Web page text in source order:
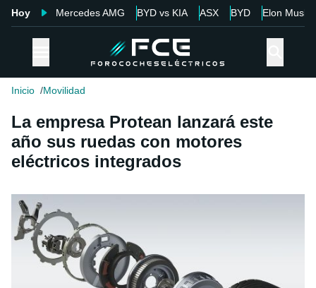
Hoy Mercedes AMG BYD vs KIA ASX BYD Elon Musk
Inicio Movilidad
La empresa Protean lanzará este
año sus ruedas con motores
eléctricos integrados